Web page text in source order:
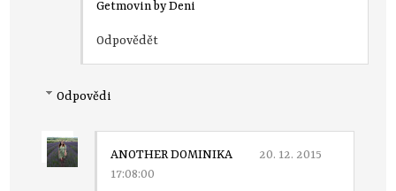
Getmovin by Deni
Odpovědět
Odpovědi
ANOTHER DOMINIKA
20. 12. 2015
17:08:00